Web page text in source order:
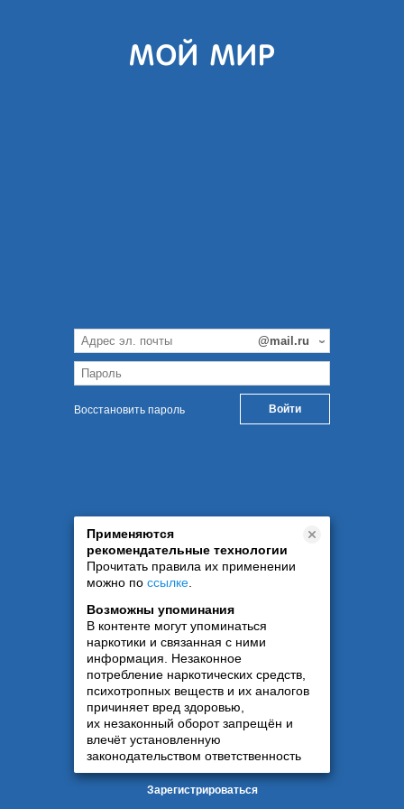
Восстановить пароль
Применяются
рекомендательные технологии
Прочитать правила их применении
можно по ссылке
Возможны упоминания
В контенте могут упоминаться
наркотики и связанная с ними
информация. Незаконное
потребление наркотических средств,
психотропных веществ и их аналогов
причиняет вред здоровью,
их незаконный оборот запрещён и
влечёт установленную
законодательством ответственность
Зарегистрироваться